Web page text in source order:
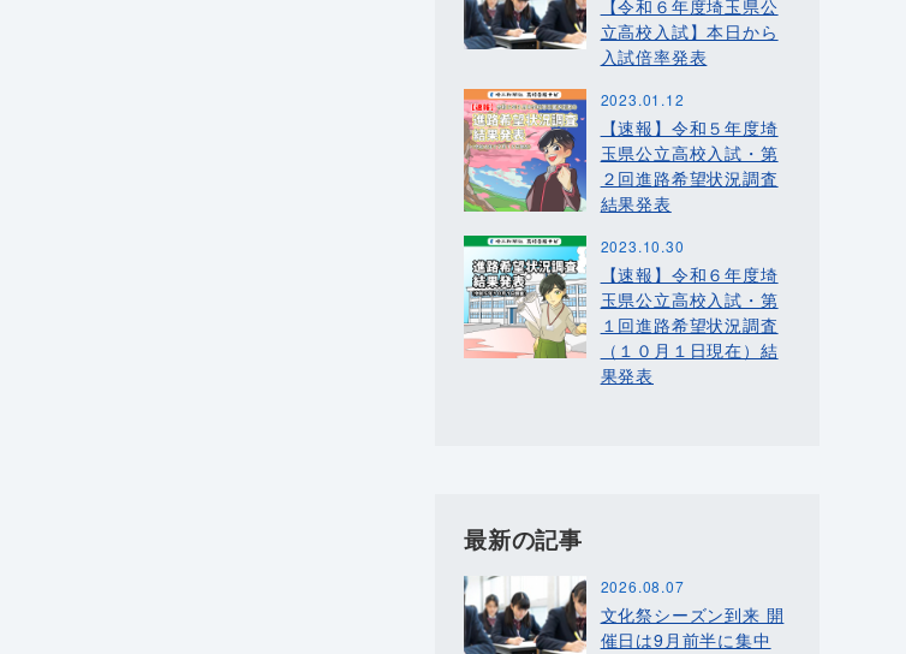
【令和６年度埼玉県公
立高校入試】本日から
入試倍率発表
2023.01.12
【速報】令和５年度埼
玉県公立高校入試・第
２回進路希望状況調査
結果発表
2023.10.30
【速報】令和６年度埼
玉県公立高校入試・第
１回進路希望状況調査
（１０月１日現在）結
果発表
最新の記事
2026.08.07
文化祭シーズン到来 開
催日は9月前半に集中